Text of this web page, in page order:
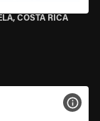
COSTA RICA